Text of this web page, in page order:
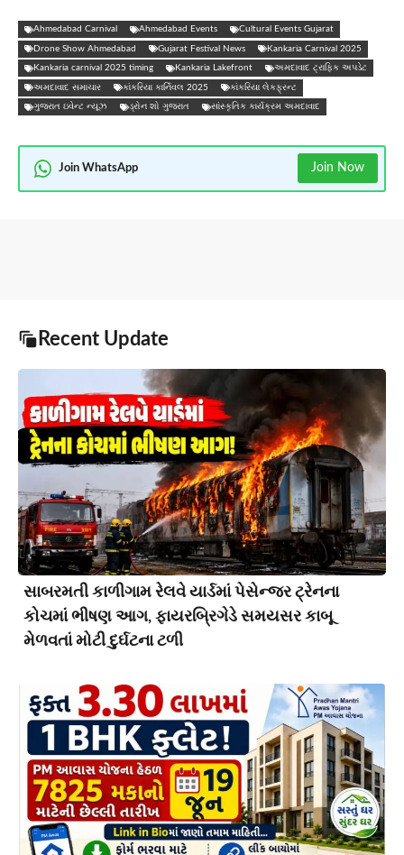
Ahmedabad Carnival Ahmedabad Events Cultural Events Gujarat
Drone Show Ahmedabad Gujarat Festival News Kankaria Carnival 2025
Kankaria carnival 2025 timing Kankaria Lakefront અમદાવાદ ટ્રાફિક અપડેટ
અમદાવાદ સમાચાર કાંકરિયા કાર્નિવલ 2025 કાંકરિયા લેકફ્રન્ટ
ગુજરાત ઇવેન્ટ ન્યૂઝ ડ્રોન શો ગુજરાત સાંસ્કૃતિક કાર્યક્રમ અમદાવાદ
Join WhatsApp Join Now
Recent Update
સાબરમતી કાળીગામ રેલવે યાર્ડમાં પેસેન્જર ટ્રેનના
કોચમાં ભીષણ આગ, ફાયરબ્રિગેડે સમયસર કાબૂ
મેળવતાં મોટી દુર્ઘટના ટળી